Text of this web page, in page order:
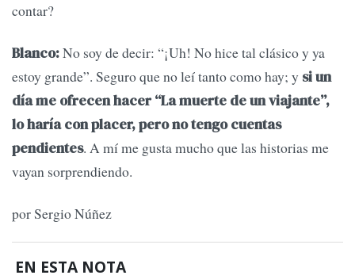
contar?
Blanco:No soy de decir: “¡Uh! No hice tal clásico y ya
estoy grande”. Seguro que no leí tanto como hay; y si un
día me ofrecen hacer “La muerte de un viajante”,
lo haría con placer, pero no tengo cuentas
pendientes. A mí me gusta mucho que las historias me
vayan sorprendiendo.
por Sergio Núñez
EN ESTA NOTA